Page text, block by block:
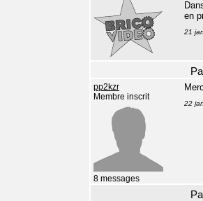
en
21
pp2kzr
Membre inscrit
8 messages
22